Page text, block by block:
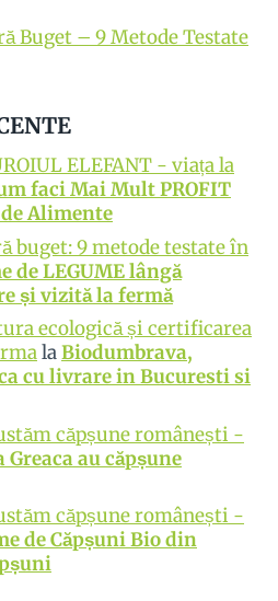
Buget – 9 Metode Testate
ELEFANT - viața la
faci Mai Mult PROFIT
Alimente
buget: 9 metode testate în
de LEGUME lângă
și vizită la fermă
ecologică și certificarea
laBiodumbrava,
cu livrare in Bucuresti si
căpșune românești -
Greaca au căpșune
căpșune românești -
de Căpșuni Bio din